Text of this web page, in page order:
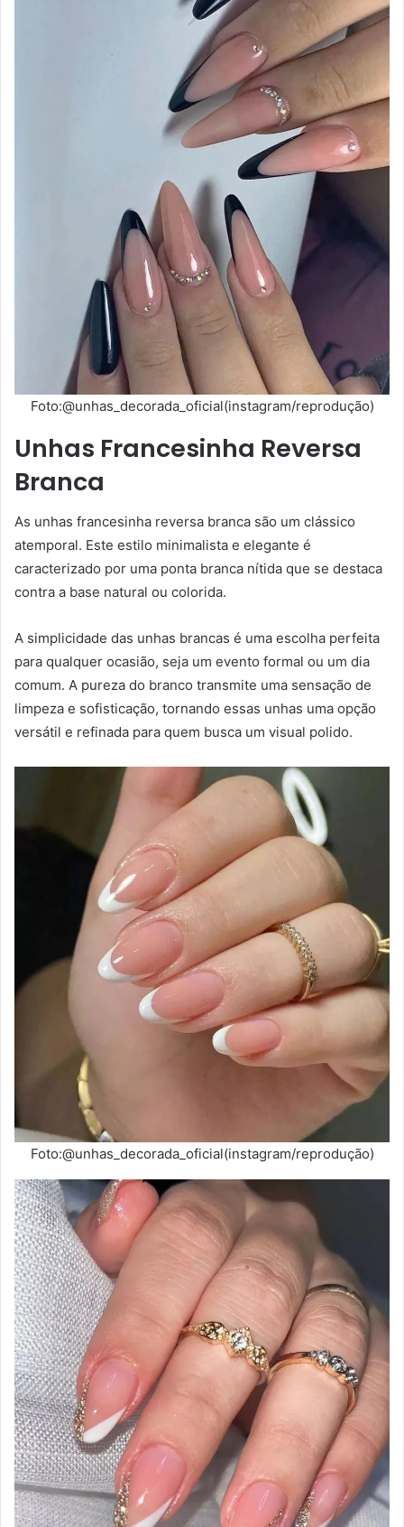
Foto:@unhas_decorada_oficial(instagram/reprodução)
Unhas Francesinha Reversa
Branca
As unhas francesinha reversa branca são um clássico
atemporal. Este estilo minimalista e elegante é
caracterizado por uma ponta branca nítida que se destaca
contra a base natural ou colorida.
A simplicidade das unhas brancas é uma escolha perfeita
para qualquer ocasião, seja um evento formal ou um dia
comum. A pureza do branco transmite uma sensação de
limpeza e sofisticação, tornando essas unhas uma opção
versátil e refinada para quem busca um visual polido.
Foto:@unhas_decorada_oficial(instagram/reprodução)